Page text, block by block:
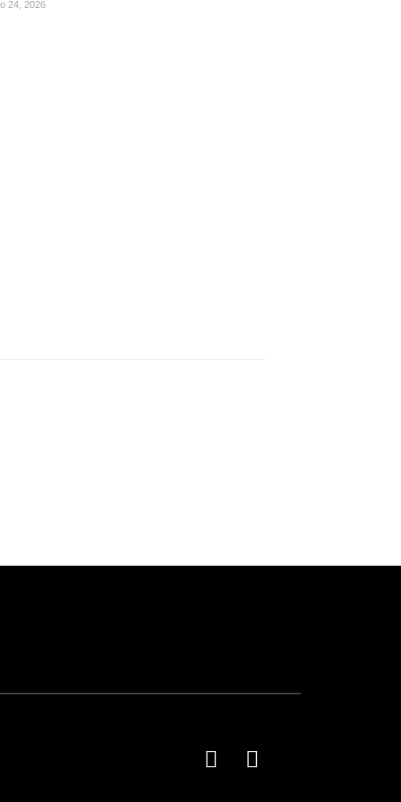
24, 2026